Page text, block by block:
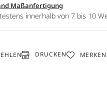
Maßanfertigung
innerhalb von 7 bis 10
DRUCKEN MERKEN